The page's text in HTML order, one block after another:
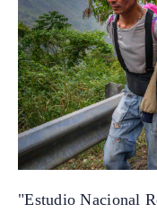
"Estudio Nacional